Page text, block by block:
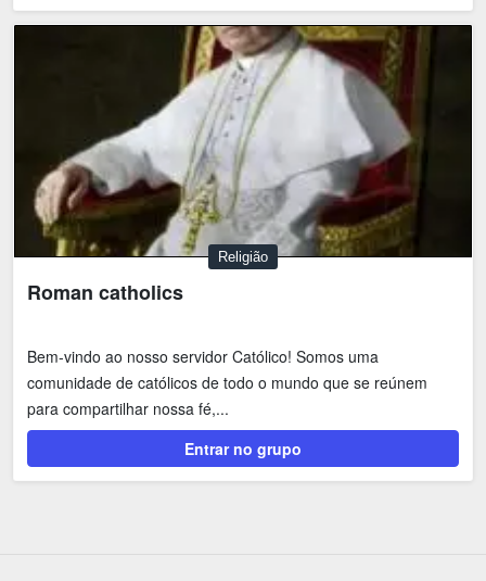
Religião
Roman catholics
Bem-vindo ao nosso servidor Católico! Somos uma
comunidade de católicos de todo o mundo que se reúnem
para compartilhar nossa fé,...
Entrar no grupo